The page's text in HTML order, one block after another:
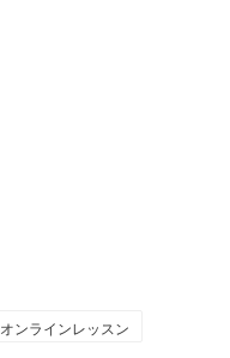
オンラインレッスン